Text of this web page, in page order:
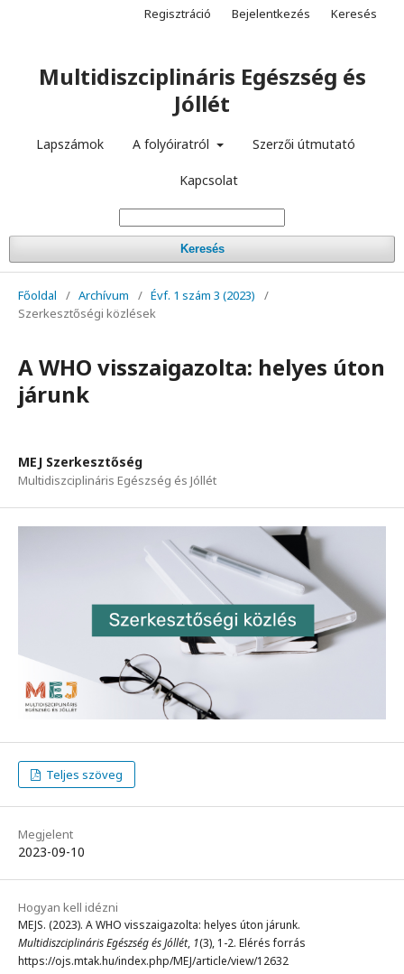
Multidiszciplináris Egészség és
Jóllét
Lapszámok A folyóiratról Szerzői útmutató
Kapcsolat
Keresés
Regisztráció Bejelentkezés Keresés
Főoldal / Archívum / Évf. 1 szám 3 (2023)
/
Szerkesztőségi közlések
A WHO visszaigazolta: helyes úton
járunk
MEJ Szerkesztőség
Multidiszciplináris Egészség és Jóllét
Teljes szöveg
Megjelent
2023-09-10
Hogyan kell idézni
MEJS. (2023). A WHO visszaigazolta: helyes úton járunk.
Multidiszciplináris Egészség és Jóllét, 1(3), 1-2. Elérés forrás
https://ojs.mtak.hu/index.php/MEJ/article/view/12632